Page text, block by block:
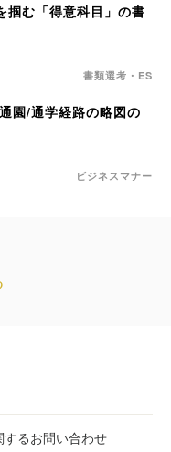
掴む「得意科目」の書
書類選考・ES
園/通学経路の略図の
ビジネスマナー
るお問い合わせ